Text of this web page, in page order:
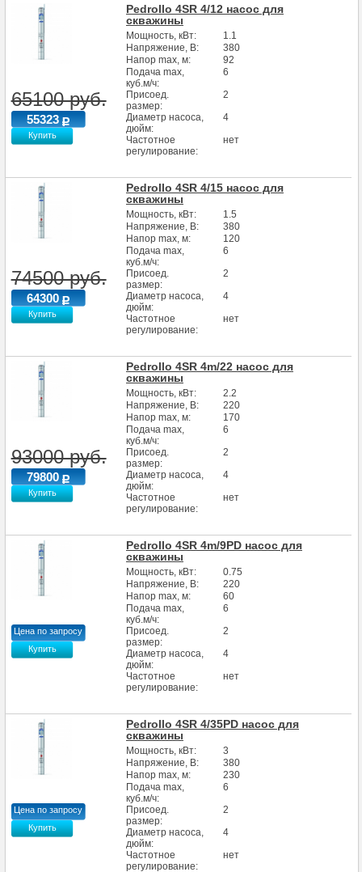
Pedrollo 4SR 4/12 насос для
скважины
Мощность, кВт:
1.1
Напряжение, В:
380
Напор max, м:
92
Подача max,
куб.м/ч:
6
Присоед.
размер:
2
Диаметр насоса,
дюйм:
4
Частотное
регулирование:
нет
65100 руб.
55323
Купить
Pedrollo 4SR 4/15 насос для
скважины
Мощность, кВт:
1.5
Напряжение, В:
380
Напор max, м:
120
Подача max,
куб.м/ч:
6
Присоед.
размер:
2
Диаметр насоса,
дюйм:
4
Частотное
регулирование:
нет
74500 руб.
64300
Купить
Pedrollo 4SR 4m/22 насос для
скважины
Мощность, кВт:
2.2
Напряжение, В:
220
Напор max, м:
170
Подача max,
куб.м/ч:
6
Присоед.
размер:
2
Диаметр насоса,
дюйм:
4
Частотное
регулирование:
нет
93000 руб.
79800
Купить
Pedrollo 4SR 4m/9PD насос для
скважины
Мощность, кВт:
0.75
Напряжение, В:
220
Напор max, м:
60
Подача max,
куб.м/ч:
6
Присоед.
размер:
2
Диаметр насоса,
дюйм:
4
Частотное
регулирование:
нет
Цена по запросу
Купить
Pedrollo 4SR 4/35PD насос для
скважины
Мощность, кВт:
3
Напряжение, В:
380
Напор max, м:
230
Подача max,
куб.м/ч:
6
Присоед.
размер:
2
Диаметр насоса,
дюйм:
4
Частотное
регулирование:
нет
Цена по запросу
Купить